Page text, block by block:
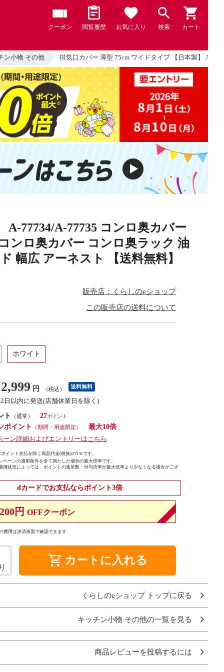
クーポン 閲覧履歴 お気に入り 検索 カート
ン小物 その他 排気口カバー 薄型 75cm ワイドタイプ 【日本製】 A-
77734/A-77735 コンロ奥カバー
ンロ奥カバー コンロ奥ラック 油
幅広 アーネスト 【送料無料】
販売店：くらしのeショップ
この販売店の送料について
ホワイト
2,999 円 （税込） 送料無料
日以内に発送(店舗休業日を除く)
ト
（通常）
27
ポイント
（期間・用途限定）
最大10倍
ーン詳細およびエントリーはこちら
イント支払を除く商品代金(税抜)の1％です。
ペーンの適用条件を全て満たした場合の最大倍率です。
用状況によっては、ポイントの進呈数・付与倍率が最大倍率より少なくなる場合がござ
dカードでお支払ならポイント3倍
200円 OFFクーポン
費用は決済画面で確認できます
shopping_cart カートに入れる
くらしのeショップ トップに戻る
キッチン小物 その他の一覧を見る
商品レビューを投稿するには